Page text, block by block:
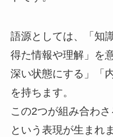
語源としては、「知
得た情報や理解」を
深い状態にする」「
を持ちます。
この2つが組み合わ
という表現が生まれ